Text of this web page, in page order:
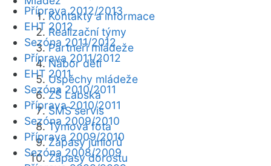
Kontakty a informace
Realizační týmy
Partneři mládeže
Nábor dětí
Úspěchy mládeže
ZŠ Labská
SMS servis
Týmová fota
Zápasy juniorů
Zápasy dorostu
Příprava 2012/2013
EHT 2012
Sezóna 2011/2012
Příprava 2011/2012
EHT 2011
Sezóna 2010/2011
Příprava 2010/2011
Sezóna 2009/2010
Příprava 2009/2010
Sezóna 2008/2009